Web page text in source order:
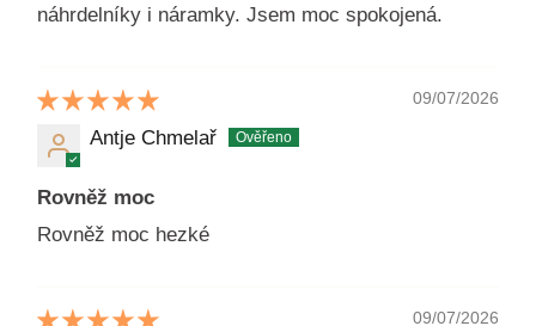
náhrdelníky i náramky. Jsem moc spokojená.
09/07/2026
Antje Chmelař
Rovněž moc
Rovněž moc hezké
09/07/2026